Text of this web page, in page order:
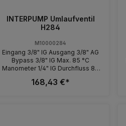
INTERPUMP Umlaufventil
H284
M10000284
Eingang 3/8" IG Ausgang 3/8" AG
Bypass 3/8" IG Max. 85 °C
Manometer 1/4" IG Durchfluss 8 -
168,43 €*